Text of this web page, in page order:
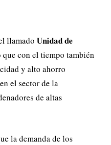
llamado Unidad de
con el tiempo también
y alto ahorro
el sector de la
de altas
la demanda de los